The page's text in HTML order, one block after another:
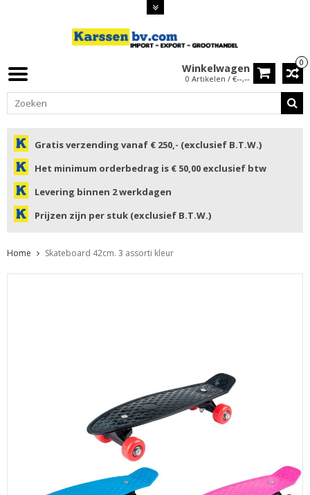
0
Winkelwagen
0 Artikelen / €--,--
Gratis verzending vanaf € 250,- (exclusief B.T.W.)
Het minimum orderbedrag is € 50,00 exclusief btw
Levering binnen 2 werkdagen
Prijzen zijn per stuk (exclusief B.T.W.)
Home Skateboard 42cm. 3 assorti kleur